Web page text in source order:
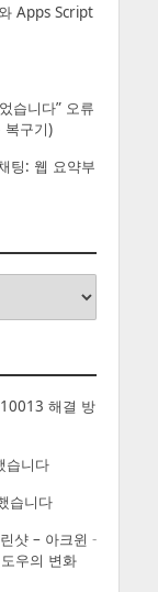
Apps Script
습니다” 오류
복구기)
팅: 웹 요약부
해결 방
습니다
습니다
샷 – 아크윈 -
우의 변화